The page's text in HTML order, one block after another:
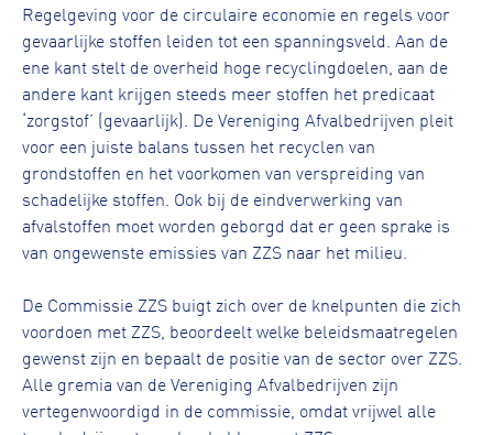
Regelgeving voor de circulaire economie en regels voor
gevaarlijke stoffen leiden tot een spanningsveld. Aan de
ene kant stelt de overheid hoge recyclingdoelen, aan de
andere kant krijgen steeds meer stoffen het predicaat
‘zorgstof’ (gevaarlijk). De Vereniging Afvalbedrijven pleit
voor een juiste balans tussen het recyclen van
grondstoffen en het voorkomen van verspreiding van
schadelijke stoffen. Ook bij de eindverwerking van
afvalstoffen moet worden geborgd dat er geen sprake is
van ongewenste emissies van ZZS naar het milieu.
De Commissie ZZS buigt zich over de knelpunten die zich
voordoen met ZZS, beoordeelt welke beleidsmaatregelen
gewenst zijn en bepaalt de positie van de sector over ZZS.
Alle gremia van de Vereniging Afvalbedrijven zijn
vertegenwoordigd in de commissie, omdat vrijwel alle